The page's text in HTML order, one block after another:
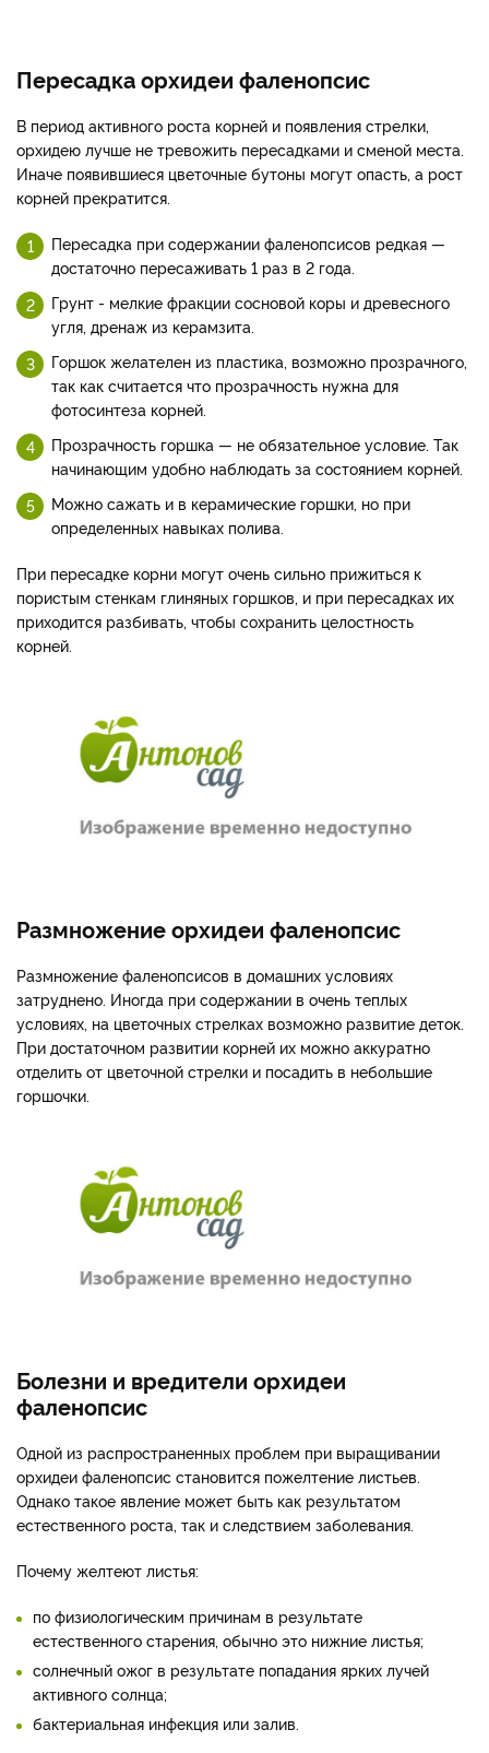
Пересадка орхидеи фаленопсис
В период активного роста корней и появления стрелки,
орхидею лучше не тревожить пересадками и сменой места.
Иначе появившиеся цветочные бутоны могут опасть, а рост
корней прекратится.
Пересадка при содержании фаленопсисов редкая —
достаточно пересаживать 1 раз в 2 года.
Грунт - мелкие фракции сосновой коры и древесного
угля, дренаж из керамзита.
Горшок желателен из пластика, возможно прозрачного,
так как считается что прозрачность нужна для
фотосинтеза корней.
Прозрачность горшка — не обязательное условие. Так
начинающим удобно наблюдать за состоянием корней.
Можно сажать и в керамические горшки, но при
определенных навыках полива.
При пересадке корни могут очень сильно прижиться к
пористым стенкам глиняных горшков, и при пересадках их
приходится разбивать, чтобы сохранить целостность
корней.
Размножение орхидеи фаленопсис
Размножение фаленопсисов в домашних условиях
затруднено. Иногда при содержании в очень теплых
условиях, на цветочных стрелках возможно развитие деток.
При достаточном развитии корней их можно аккуратно
отделить от цветочной стрелки и посадить в небольшие
горшочки.
Болезни и вредители орхидеи
фаленопсис
Одной из распространенных проблем при выращивании
орхидеи фаленопсис становится пожелтение листьев.
Однако такое явление может быть как результатом
естественного роста, так и следствием заболевания.
Почему желтеют листья:
по физиологическим причинам в результате
естественного старения, обычно это нижние листья;
солнечный ожог в результате попадания ярких лучей
активного солнца;
бактериальная инфекция или залив.